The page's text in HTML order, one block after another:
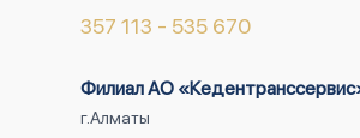
357 113 - 535 670
Филиал АО
г.Алматы